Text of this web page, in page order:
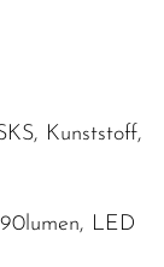
Kunststoff,
LED